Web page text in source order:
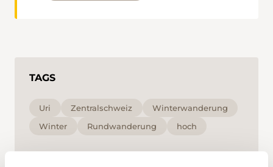
TAGS
Uri Zentralschweiz
Winterwanderung
Winter
Rundwanderung hoch